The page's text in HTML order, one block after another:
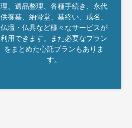
理、遺品整理、各種手続き、永代
供養墓、納骨堂、墓終い、戒名、
仏壇・仏具など様々なサービスが
利用できます。また必要なプラン
をまとめた心託プランもありま
す。